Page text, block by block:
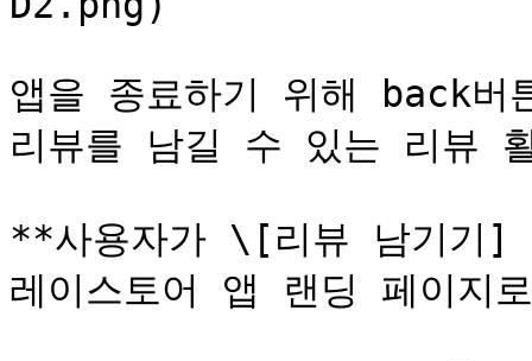
앱을 종료하기 위해 back
리뷰를 남길 수 있는 리뷰
**사용자가 \[리뷰 남기기]
레이스토어 앱 랜딩 페이지